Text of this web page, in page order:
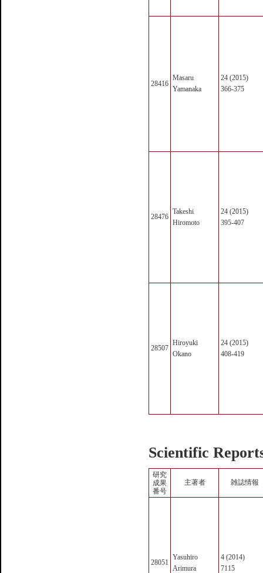
28416
Masaru
Yamanaka
24 (2015)
366-375
28476
Takeshi
Hiromoto
24 (2015)
395-407
28507
Hiroyuki
Okano
24 (2015)
408-419
Scientific
研究
成果
番号
主著者 雑誌情報
28051
Yasuhiro
Arimura
4 (2014)
7115